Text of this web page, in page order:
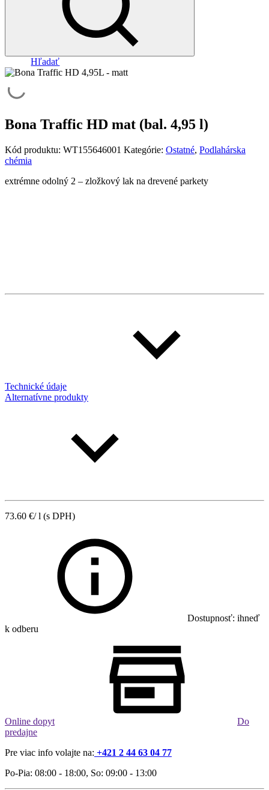
Hľadať
Bona Traffic HD mat (bal. 4,95 l)
Kód produktu: WT155646001 Kategórie: Ostatné, Podlahárska
chémia
extrémne odolný 2 – zložkový lak na drevené parkety
Technické údaje
Alternatívne produkty
73.60 €/ l (s DPH)
Dostupnosť: ihneď
k odberu
Online dopyt
Do
predajne
Pre viac info volajte na: +421 2 44 63 04 77
Po-Pia: 08:00 - 18:00, So: 09:00 - 13:00